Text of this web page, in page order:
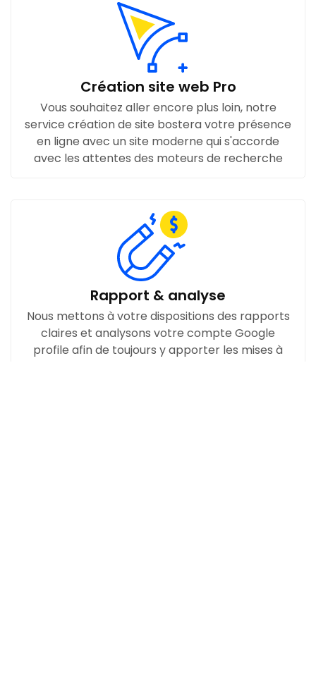
Création site web Pro
Vous souhaitez aller encore plus loin, notre
service création de site bostera votre présence
en ligne avec un site moderne qui s'accorde
avec les attentes des moteurs de recherche
Rapport & analyse
Nous mettons à votre dispositions des rapports
claires et analysons votre compte Google
profile afin de toujours y apporter les mises à